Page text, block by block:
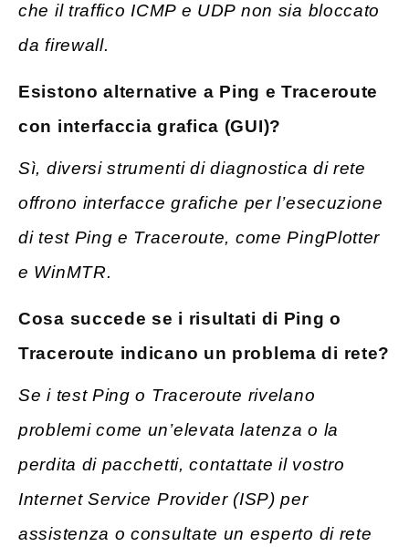
che il traffico ICMP e UDP non sia bloccato
da firewall.
Esistonoalternative a Ping e Traceroute
con interfaccia grafica (GUI)?
Sì, diversi strumenti di diagnostica di rete
offrono interfacce grafiche per l’esecuzione
di test Ping e Traceroute, come PingPlotter
e WinMTR.
Cosa succede se i risultati di Ping o
Traceroute indicano un problema di rete?
Se i test Ping o Traceroute rivelano
problemi come un’elevata latenza o la
perdita di pacchetti, contattate il vostro
Internet Service Provider (ISP) per
assistenza o consultate un esperto di rete